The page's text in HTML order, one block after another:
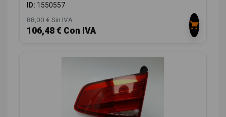
ID: 1550557
88,00 € Sin IVA
106,48 € Con IVA